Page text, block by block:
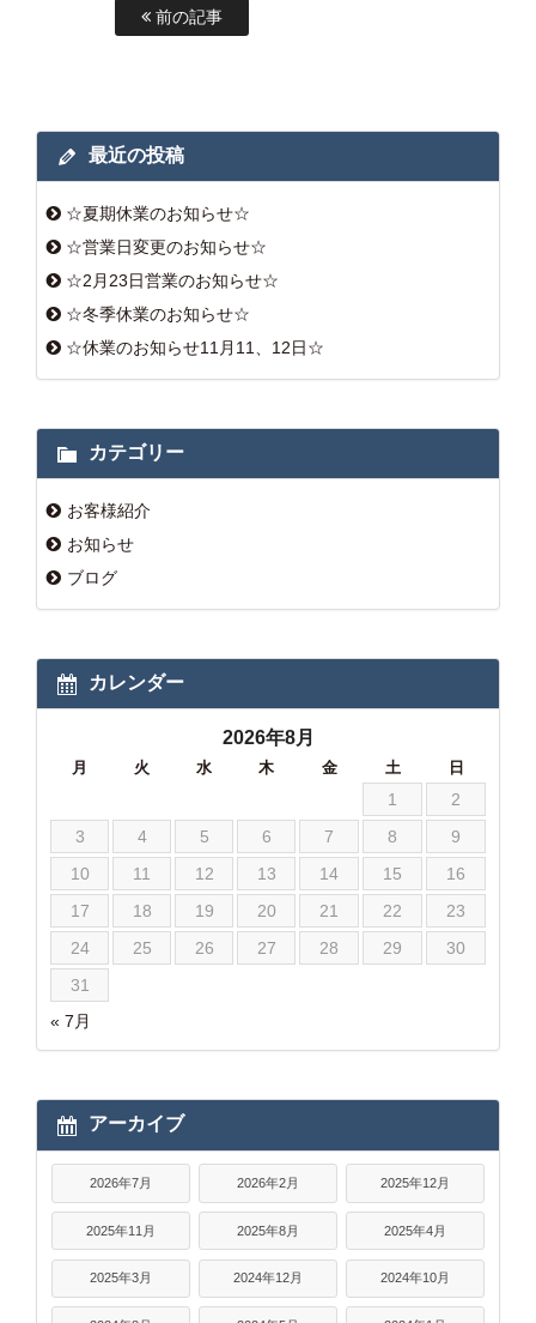
前の記事
最近の投稿
☆夏期休業のお知らせ☆
☆営業日変更のお知らせ☆
☆2月23日営業のお知らせ☆
☆冬季休業のお知らせ☆
☆休業のお知らせ11月11、12日☆
カテゴリー
お客様紹介
お知らせ
ブログ
カレンダー
2026年8月
月 火 水 木 金 土 日
« 7月
1
2
3
4 5 6 7 8
9
10
11 12 13 14 15
16
17
18 19 20 21 22
23
24
25 26 27 28 29
30
31
アーカイブ
2026年7月 2026年2月 2025年12月
2025年11月 2025年8月 2025年4月
2025年3月 2024年12月 2024年10月